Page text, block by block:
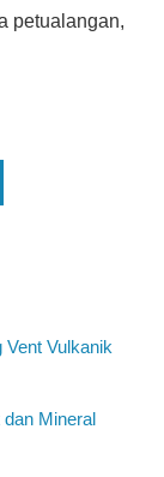
petualangan,
Vent Vulkanik
Mineral